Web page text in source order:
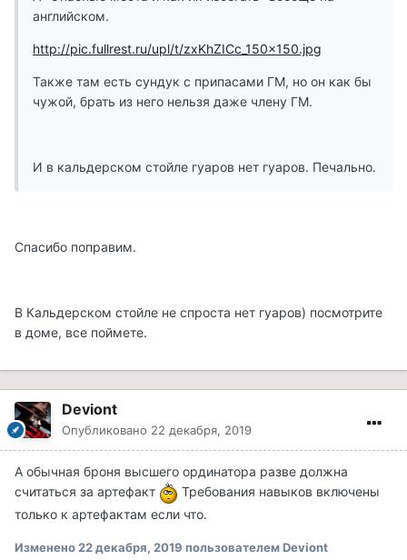
английском.
http://pic.fullrest.ru/upl/t/zxKhZICc_150x150.jpg
Также там есть сундук с припасами ГМ, но он как бы
чужой, брать из него нельзя даже члену ГМ.
И в кальдерском стойле гуаров нет гуаров. Печально.
Спасибо поправим.
В Кальдерском стойле не спроста нет гуаров) посмотрите
в доме, все поймете.
Deviont
Опубликовано 22 декабря, 2019
А обычная броня высшего ординатора разве должна
считаться за артефакт
Требования навыков включены
только к артефактам если что.
Изменено 22 декабря, 2019 пользователем Deviont